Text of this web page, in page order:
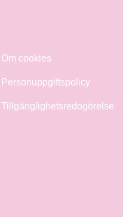
Om cookies
Personuppgiftspolicy
Tillgänglighetsredogörelse